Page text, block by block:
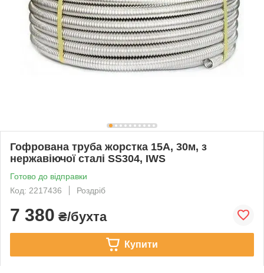
Гофрована труба жорстка 15A, 30м, з
нержавіючої сталі SS304, IWS
Готово до відправки
Код: 2217436
Роздріб
7 380 ₴/бухта
Купити